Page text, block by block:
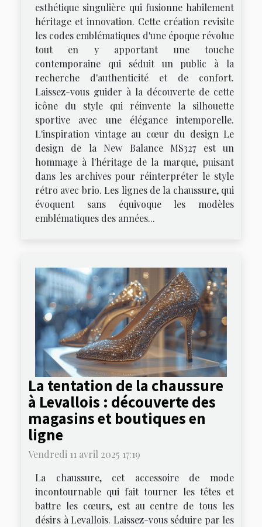
esthétique singulière qui fusionne habilement
héritage et innovation. Cette création revisite
les codes emblématiques d'une époque révolue
tout en y apportant une touche
contemporaine qui séduit un public à la
recherche d'authenticité et de confort.
Laissez-vous guider à la découverte de cette
icône du style qui réinvente la silhouette
sportive avec une élégance intemporelle.
L'inspiration vintage au cœur du design Le
design de la New Balance MS327 est un
hommage à l'héritage de la marque, puisant
dans les archives pour réinterpréter le style
rétro avec brio. Les lignes de la chaussure, qui
évoquent sans équivoque les modèles
emblématiques des années...
La tentation de la chaussure
à Levallois : découverte des
magasins et boutiques en
ligne
Vendredi 11 avril 2025 17:19
La chaussure, cet accessoire de mode
incontournable qui fait tourner les têtes et
battre les cœurs, est au centre de tous les
désirs à Levallois. Laissez-vous séduire par les